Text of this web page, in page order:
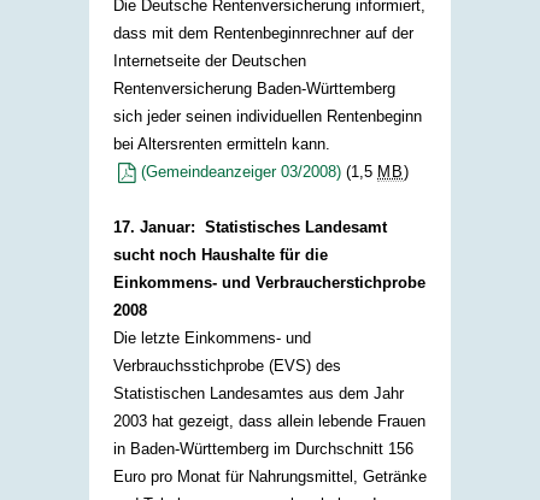
Die Deutsche Rentenversicherung informiert,
dass mit dem Rentenbeginnrechner auf der
Internetseite der Deutschen
Rentenversicherung Baden-Württemberg
sich jeder seinen individuellen Rentenbeginn
bei Altersrenten ermitteln kann.
(Gemeindeanzeiger 03/2008) (1,5 MB)
17. Januar: Statistisches Landesamt
sucht noch Haushalte für die
Einkommens- und Verbraucherstichprobe
2008
Die letzte Einkommens- und
Verbrauchsstichprobe (EVS) des
Statistischen Landesamtes aus dem Jahr
2003 hat gezeigt, dass allein lebende Frauen
in Baden-Württemberg im Durchschnitt 156
Euro pro Monat für Nahrungsmittel, Getränke